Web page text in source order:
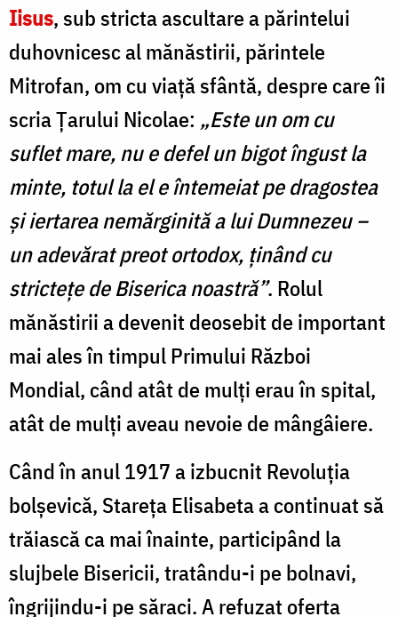
Iisus, sub stricta ascultare a părintelui
duhovnicesc al mănăstirii, părintele
Mitrofan, om cu viață sfântă, despre care îi
scria Țarului Nicolae: „Este un om cu
suflet mare, nu e defel un bigot îngust la
minte, totul la el e întemeiat pe dragostea
și iertarea nemărginită a lui Dumnezeu –
un adevărat preot ortodox, ținând cu
strictețe de Biserica noastră”. Rolul
mănăstirii a devenit deosebit de important
mai ales în timpul Primului Război
Mondial, când atât de mulți erau în spital,
atât de mulți aveau nevoie de mângâiere.
Când în anul 1917 a izbucnit Revoluția
bolșevică, Stareța Elisabeta a continuat să
trăiască ca mai înainte, participând la
slujbele Bisericii, tratându-i pe bolnavi,
îngrijindu-i pe săraci. A refuzat oferta